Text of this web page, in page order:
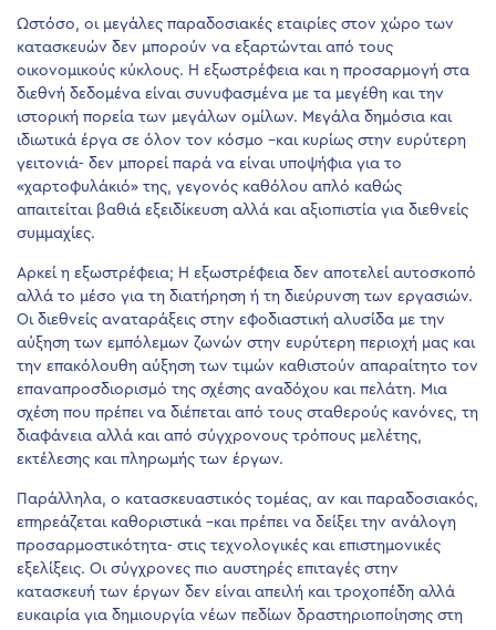
Ωστόσο, οι μεγάλες παραδοσιακές εταιρίες στον χώρο των
κατασκευών δεν μπορούν να εξαρτώνται από τους
οικονομικούς κύκλους. Η εξωστρέφεια και η προσαρμογή στα
διεθνή δεδομένα είναι συνυφασμένα με τα μεγέθη και την
ιστορική πορεία των μεγάλων ομίλων. Μεγάλα δημόσια και
ιδιωτικά έργα σε όλον τον κόσμο –και κυρίως στην ευρύτερη
γειτονιά- δεν μπορεί παρά να είναι υποψήφια για το
«χαρτοφυλάκιό» της, γεγονός καθόλου απλό καθώς
απαιτείται βαθιά εξειδίκευση αλλά και αξιοπιστία για διεθνείς
συμμαχίες.
Αρκεί η εξωστρέφεια; Η εξωστρέφεια δεν αποτελεί αυτοσκοπό
αλλά το μέσο για τη διατήρηση ή τη διεύρυνση των εργασιών.
Οι διεθνείς αναταράξεις στην εφοδιαστική αλυσίδα με την
αύξηση των εμπόλεμων ζωνών στην ευρύτερη περιοχή μας και
την επακόλουθη αύξηση των τιμών καθιστούν απαραίτητο τον
επαναπροσδιορισμό της σχέσης αναδόχου και πελάτη. Μια
σχέση που πρέπει να διέπεται από τους σταθερούς κανόνες, τη
διαφάνεια αλλά και από σύγχρονους τρόπους μελέτης,
εκτέλεσης και πληρωμής των έργων.
Παράλληλα, ο κατασκευαστικός τομέας, αν και παραδοσιακός,
επηρεάζεται καθοριστικά –και πρέπει να δείξει την ανάλογη
προσαρμοστικότητα- στις τεχνολογικές και επιστημονικές
εξελίξεις. Οι σύγχρονες πιο αυστηρές επιταγές στην
κατασκευή των έργων δεν είναι απειλή και τροχοπέδη αλλά
ευκαιρία για δημιουργία νέων πεδίων δραστηριοποίησης στη